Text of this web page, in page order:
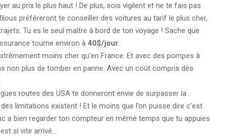
au prix le plus haut ! De plus, sois vigilent et ne te fais pas
préféreront te conseiller des voitures au tarif le plus cher,
Tu es le seul maître à bord de ton voyage ! Sache que
tourne environ à 40$/jour
moins cher qu’en France. Et avec des pompes à
non plus de tomber en panne. Avec un coût compris dès
routes des USA te donneront envie de surpasser la
limitations existent ! Et le moins que l’on puisse dire c’est
a bien regarder ton compteur en même temps que tu appuies
si vite arrivé…